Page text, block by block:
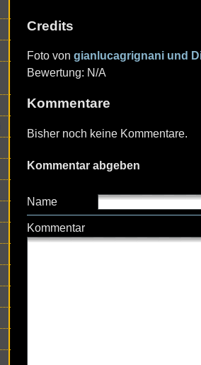
Credits
Foto von gianlucagrignani und
Bewertung: N/A
Kommentare
Bisher noch keine Kommentare.
Kommentar abgeben
Name
Kommentar